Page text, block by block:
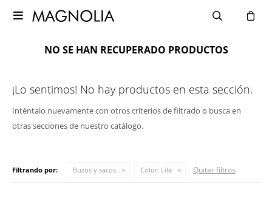

NO SE HAN RECUPERADO PRODUCTOS
¡Lo sentimos! No hay productos en esta sección.
Inténtalo nuevamente con otros criterios de filtrado o busca en
otras secciones de nuestro catálogo.
Filtrando por: Buzos y sacos Color: Lila Quitar filtros